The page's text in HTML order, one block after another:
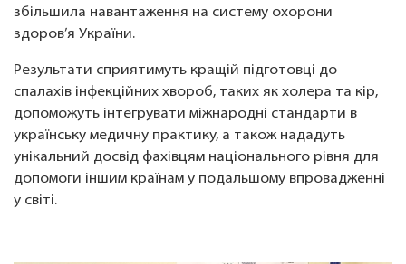
збільшила навантаження на систему охорони
здоров’я України.
Результати сприятимуть кращій підготовці до
спалахів інфекційних хвороб, таких як холера та кір,
допоможуть інтегрувати міжнародні стандарти в
українську медичну практику, а також нададуть
унікальний досвід фахівцям національного рівня для
допомоги іншим країнам у подальшому впровадженні
у світі.